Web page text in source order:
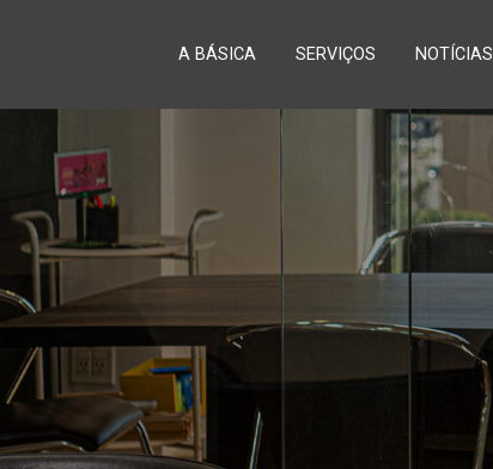
A BÁSICA SERVIÇOS NOTÍCIAS